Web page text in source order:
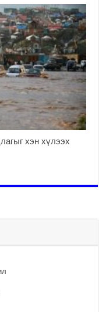
хэн хүлээх